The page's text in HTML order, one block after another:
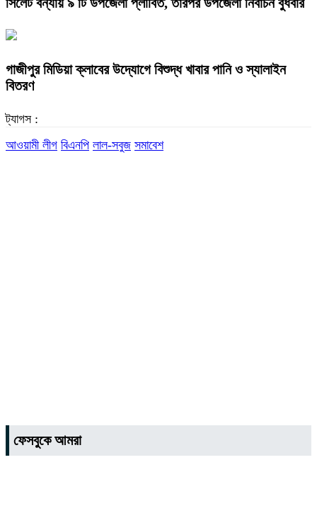
গাজীপুর মিডিয়া ক্লাবের উদ্যোগে বিশুদ্ধ খাবার পানি ও স্যালাইন
বিতরণ
ট্যাগস :
আওয়ামী লীগ বিএনপি লাল-সবুজ সমাবেশ
ফেসবুকে আমরা